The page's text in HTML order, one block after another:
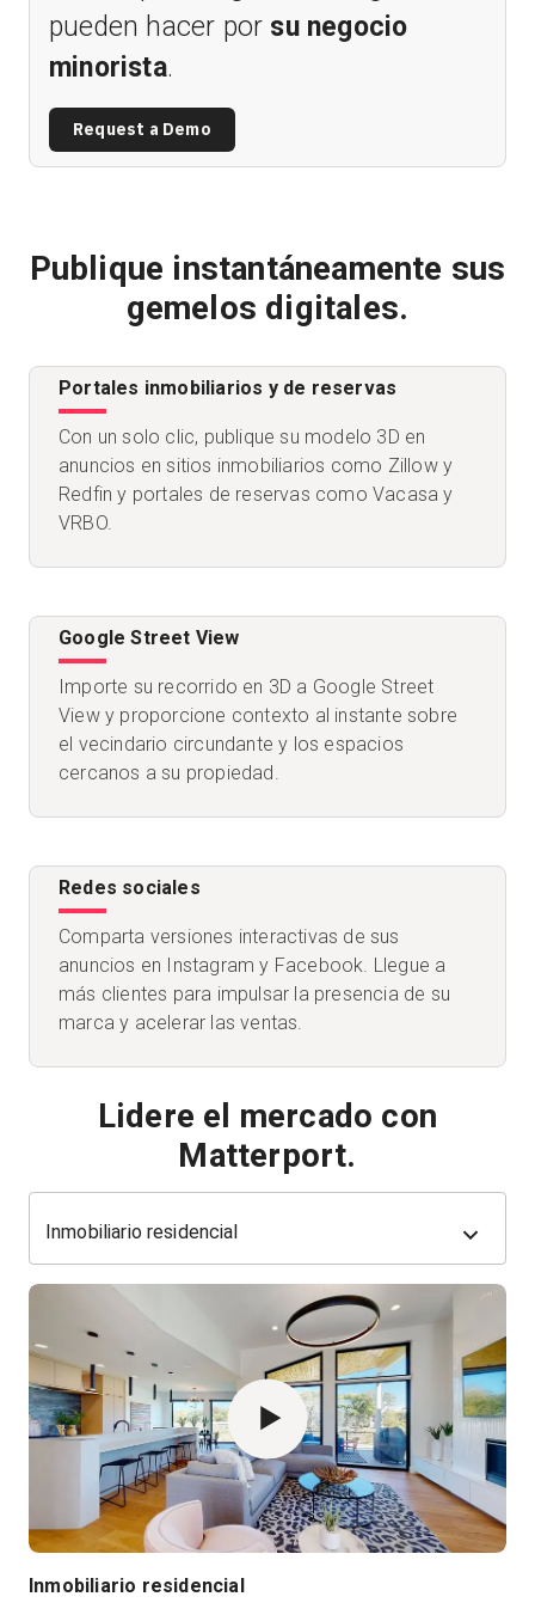
pueden hacer por su negocio
minorista.
Request a Demo
Publique instantáneamente sus
gemelos digitales.
Portales inmobiliarios y de reservas
Con un solo clic, publique su modelo 3D en
anuncios en sitios inmobiliarios como Zillow y
Redfin y portales de reservas como Vacasa y
VRBO.
Google Street View
Importe su recorrido en 3D a Google Street
View y proporcione contexto al instante sobre
el vecindario circundante y los espacios
cercanos a su propiedad.
Redes sociales
Comparta versiones interactivas de sus
anuncios en Instagram y Facebook. Llegue a
más clientes para impulsar la presencia de su
marca y acelerar las ventas.
Lidere el mercado con
Matterport.
Inmobiliario residencial
Inmobiliario residencial